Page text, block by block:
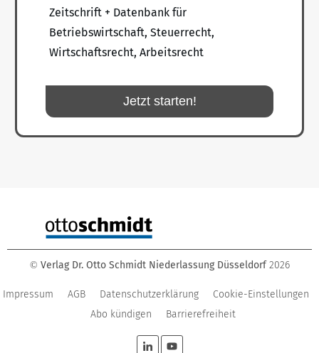
Zeitschrift + Datenbank für
Betriebswirtschaft, Steuerrecht,
Wirtschaftsrecht, Arbeitsrecht
Jetzt starten!
© Verlag Dr. Otto Schmidt Niederlassung Düsseldorf 2026
Impressum AGB Datenschutzerklärung
Cookie-Einstellungen
Abo kündigen
Barrierefreiheit